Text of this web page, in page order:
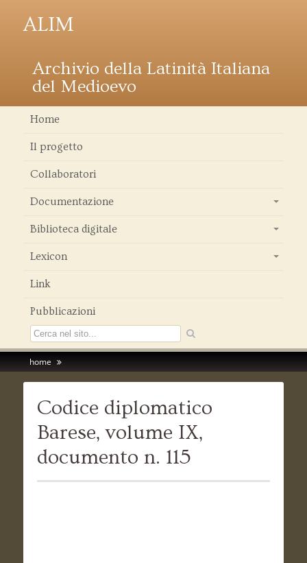
ALIM
Archivio della Latinità Italiana
del Medioevo
Home
Il progetto
Collaboratori
Documentazione
Biblioteca digitale
Lexicon
Link
Pubblicazioni
home
Codice diplomatico
Barese, volume IX,
documento n. 115